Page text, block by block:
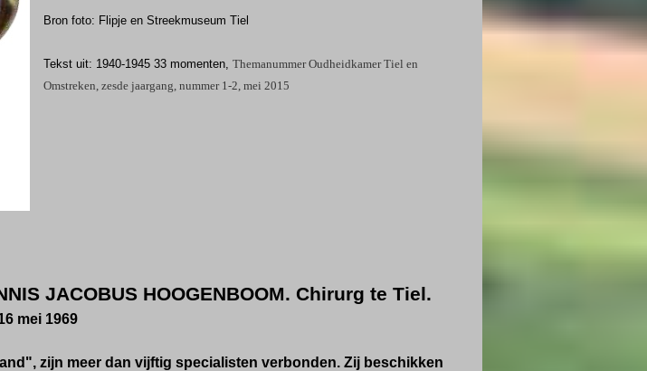
Bron foto: Flipje en Streekmuseum Tiel
Tekst uit: 1940-1945 33 momenten, Themanummer Oudheidkamer Tiel en
Omstreken, zesde jaargang, nummer 1-2, mei 2015
JACOBUS HOOGENBOOM. Chirurg te Tiel.
mei 1969
zijn meer dan vijftig specialisten verbonden. Zij beschikken